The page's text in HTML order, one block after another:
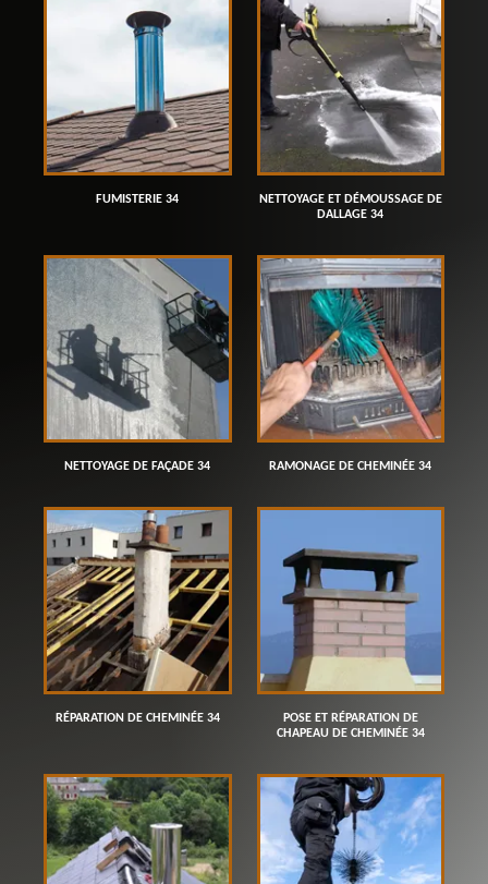
FUMISTERIE 34
NETTOYAGE ET DÉMOUSSAGE DE
DALLAGE 34
NETTOYAGE DE FAÇADE 34 RAMONAGE DE CHEMINÉE 34
RÉPARATION DE CHEMINÉE 34
POSE ET RÉPARATION DE
CHAPEAU DE CHEMINÉE 34